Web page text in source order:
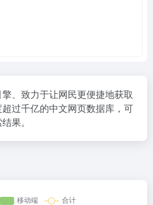
、致力于让网民更便捷地获取
过千亿的中文网页数据库，可
果。